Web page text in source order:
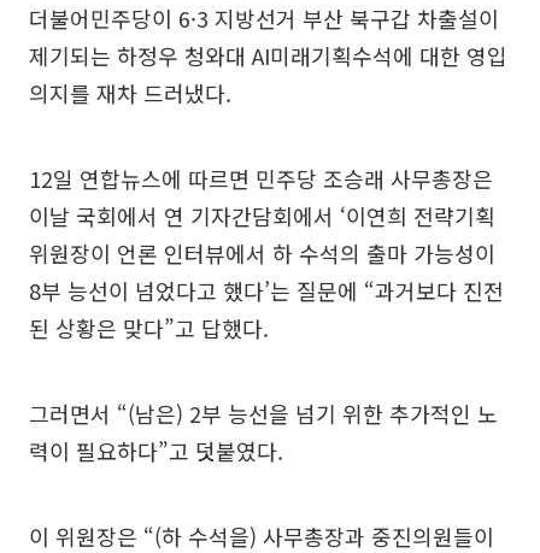
더불어민주당이 6·3 지방선거 부산 북구갑 차출설이
제기되는 하정우 청와대 AI미래기획수석에 대한 영입
의지를 재차 드러냈다.
12일 연합뉴스에 따르면 민주당 조승래 사무총장은
이날 국회에서 연 기자간담회에서 ‘이연희 전략기획
위원장이 언론 인터뷰에서 하 수석의 출마 가능성이
8부 능선이 넘었다고 했다’는 질문에 “과거보다 진전
된 상황은 맞다”고 답했다.
그러면서 “(남은) 2부 능선을 넘기 위한 추가적인 노
력이 필요하다”고 덧붙였다.
이 위원장은 “(하 수석을) 사무총장과 중진의원들이